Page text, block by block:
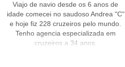
Viajo de navio desde os 6 anos de
idade comecei no saudoso Andrea "C"
e hoje fiz 228 cruzeiros pelo mundo.
Tenho agencia especializada em
cruzeiros a 34 anos.